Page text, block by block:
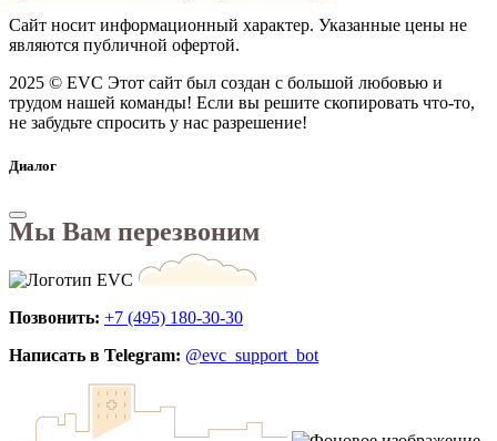
Сайт носит информационный характер. Указанные цены не
являются публичной офертой.
2025 © EVC Этот сайт был создан с большой любовью и
трудом нашей команды! Если вы решите скопировать что-то,
не забудьте спросить у нас разрешение!
Диалог
Мы Вам перезвоним
Позвонить: +7 (495) 180-30-30
Написать в Telegram: @evc_support_bot